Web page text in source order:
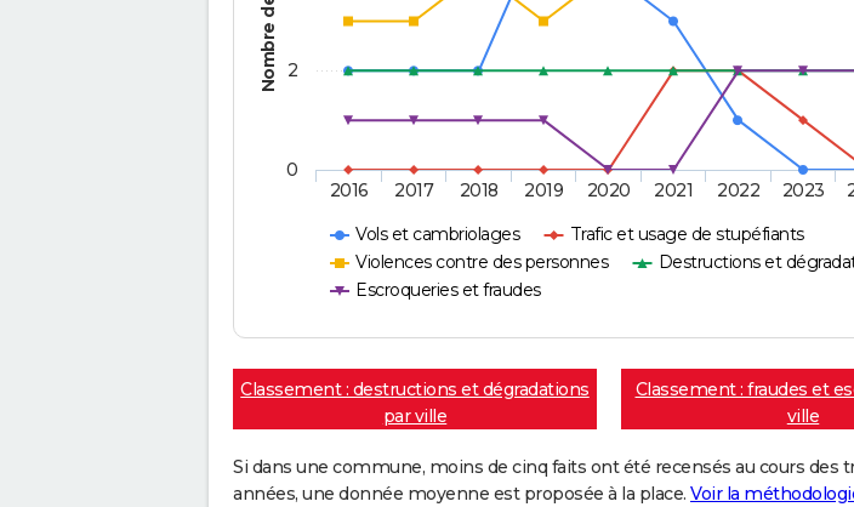
Vols et cambriolages
Trafic et usage de stupéfiants
Violences contre des personnes
Destructions et
Escroqueries et fraudes
2016 2017 2018 2019 2020 2021 2022 2023
0
2
Classement : destructions et dégradations
par ville
Classement : fraudes et
ville
Si dans une commune, moins de cinq faits ont été recensés au cours des
années, une donnée moyenne est proposée à la place. Voir la